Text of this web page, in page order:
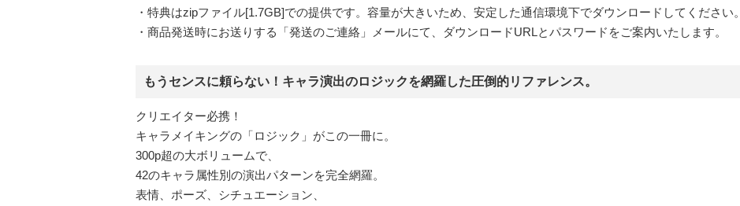
・特典はzipファイル[1.7GB]での提供です。容量が大きいため、安定した通信環境下でダウンロードしてください。
・商品発送時にお送りする「発送のご連絡」メールにて、ダウンロードURLとパスワードをご案内いたします。
もうセンスに頼らない！キャラ演出のロジックを網羅した圧倒的リファレンス。
クリエイター必携！
キャラメイキングの「ロジック」がこの一冊に。
300p超の大ボリュームで、
42のキャラ属性別の演出パターンを完全網羅。
表情、ポーズ、シチュエーション、